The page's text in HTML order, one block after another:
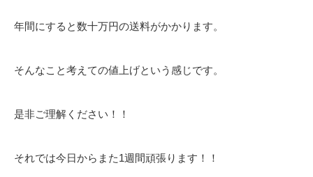
年間にすると数十万円の送料がかかります。
そんなこと考えての値上げという感じです。
是非ご理解ください！！
それでは今日からまた1週間頑張ります！！